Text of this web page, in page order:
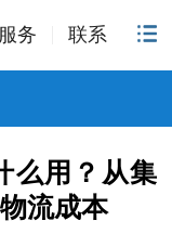
服务 联系
么用？从集
流成本